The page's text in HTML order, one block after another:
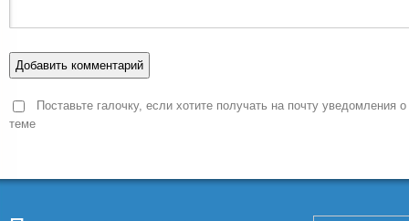
Поставьте галочку, если хотите получать на почту уведомления
теме